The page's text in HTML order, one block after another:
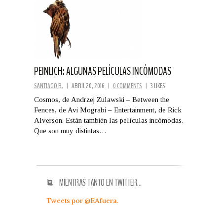
PEINLICH: ALGUNAS PELÍCULAS INCÓMODAS
SANTIAGO B. | ABRIL 20, 2016 | 0 COMMENTS | 3 LIKES
Cosmos, de Andrzej Zulawski – Between the
Fences, de Avi Mograbi – Entertainment, de Rick
Alverson. Están también las películas incómodas.
Que son muy distintas…
MIENTRAS TANTO EN TWITTER…
Tweets por @EAfuera.